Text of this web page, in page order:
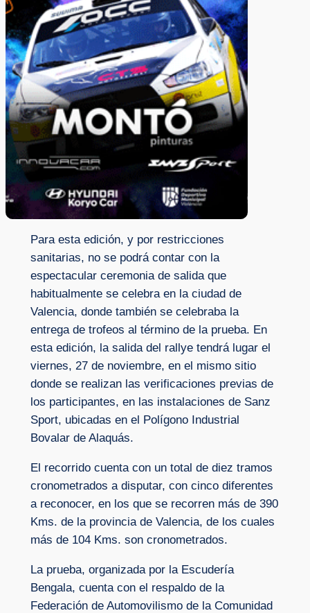
Para esta edición, y por restricciones
sanitarias, no se podrá contar con la
espectacular ceremonia de salida que
habitualmente se celebra en la ciudad de
Valencia, donde también se celebraba la
entrega de trofeos al término de la prueba. En
esta edición, la salida del rallye tendrá lugar el
viernes, 27 de noviembre, en el mismo sitio
donde se realizan las verificaciones previas de
los participantes, en las instalaciones de Sanz
Sport, ubicadas en el Polígono Industrial
Bovalar de Alaquás.
El recorrido cuenta con un total de diez tramos
cronometrados a disputar, con cinco diferentes
a reconocer, en los que se recorren más de 390
Kms. de la provincia de Valencia, de los cuales
más de 104 Kms. son cronometrados.
La prueba, organizada por la Escudería
Bengala, cuenta con el respaldo de la
Federación de Automovilismo de la Comunidad